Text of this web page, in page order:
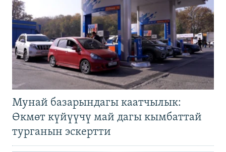
Мунай базарындагы каатчылык:
Өкмөт күйүүчү май дагы кымбаттай
турганын эскертти